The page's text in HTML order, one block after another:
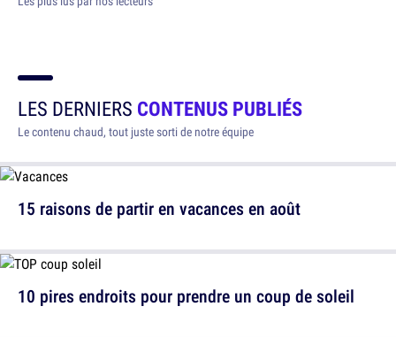
LES DERNIERS CONTENUS PUBLIÉS
Le contenu chaud, tout juste sorti de notre équipe
15 raisons de partir en vacances en août
10 pires endroits pour prendre un coup de soleil